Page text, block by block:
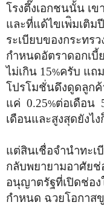
โรงตึ๊งเอกชนนั้น เข
และที่แด้ไขเพ่ิมเติม
ระเบียบของกระทร
กำหนดอัตราดอกเบี้
ไม่เกิน 15%ครับ แถ
โปรโมชั่นดึงดูดลูกค้
แค่ 0.25%ต่อเดือน
เดือนและสูงสุดยังไง
แต่สินเชื่อจำนำทะเ
กลับพยายามอาศัยช่
อนุญาตรัฐที่เปิดช่อง
กำหนด ฉวยโอกาส